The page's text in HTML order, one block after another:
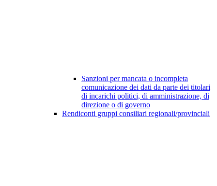
Sanzioni per mancata o incompleta
comunicazione dei dati da parte dei titolari
di incarichi politici, di amministrazione, di
direzione o di governo
Rendiconti gruppi consiliari regionali/provinciali